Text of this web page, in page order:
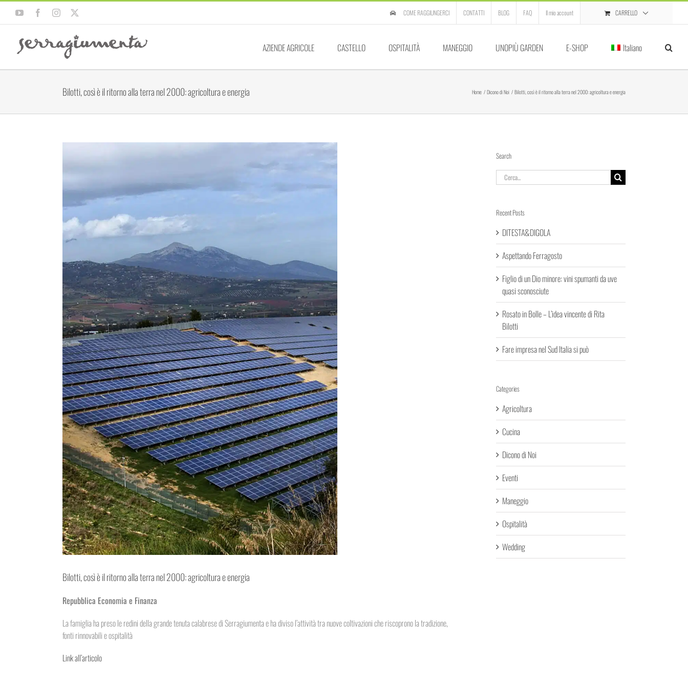
Salta
YouTubeFacebookInstagram COME RAGGIUNGERCI CONTATTI BLOG FAQ Il mio account CARRELLO
AZIENDE AGRICOLE CASTELLO OSPITALITÀ MANEGGIO UNOPIÙ GARDEN E-SHOP Italiano
Bilotti, così è il ritorno alla terra nel 2000: agricoltura e energia Home Dicono di Noi Bilotti, così è il ritorno alla terra nel 2000: agricoltura e energia
immagine
Bilotti, così è il ritorno alla terra nel 2000: agricoltura e energia
Repubblica Economia e Finanza
La famiglia ha preso le redini della grande tenuta calabrese di Serragiumenta e ha diviso l’attività tra nuove coltivazioni che riscoprono la tradizione,
fonti rinnovabili e ospitalità
Link all’articolo
Search
Cerca
per:
Recent Posts
DITESTA&DIGOLA
Aspettando Ferragosto
Figlio di un Dio minore: vini spumanti da uve
quasi sconosciute
Rosato in Bolle – L’idea vincente di Rita
Bilotti
Fare impresa nel Sud Italia si può
Categories
Agricoltura
Cucina
Dicono di Noi
Eventi
Maneggio
Ospitalità
Wedding